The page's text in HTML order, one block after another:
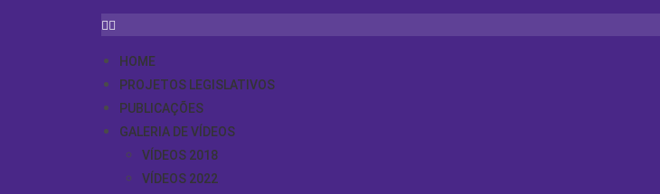
HOME
PROJETOS LEGISLATIVOS
PUBLICAÇÕES
GALERIA DE VÍDEOS
VÍDEOS 2018
VÍDEOS 2022